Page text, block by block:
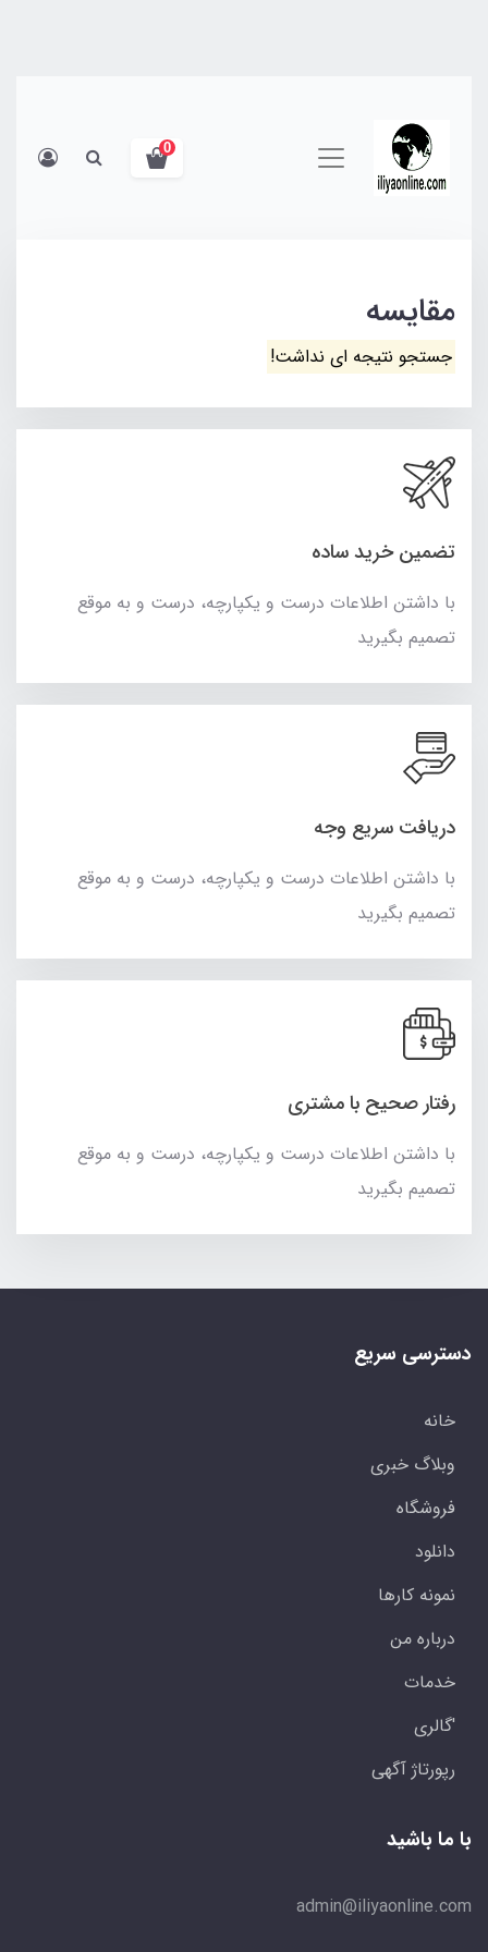
0
مقایسه
جستجو نتیجه ای نداشت!
تضمین خرید ساده
با داشتن اطلاعات درست و یکپارچه، درست و به موقع
تصمیم بگیرید
دریافت سریع وجه
با داشتن اطلاعات درست و یکپارچه، درست و به موقع
تصمیم بگیرید
رفتار صحیح با مشتری
با داشتن اطلاعات درست و یکپارچه، درست و به موقع
تصمیم بگیرید
دسترسی سریع
خانه
وبلاگ خبری
فروشگاه
دانلود
نمونه کارها
درباره من
خدمات
'گالری
رپورتاژ آگهی
با ما باشید
admin@iliyaonline.com